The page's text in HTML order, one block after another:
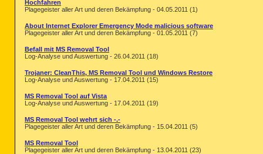
Hochfahren
Plagegeister aller Art und deren Bekämpfung - 04.05.2011 (1)
About Internet Explorer Emergency Mode malicious software
Plagegeister aller Art und deren Bekämpfung - 01.05.2011 (7)
Befall mit MS Removal Tool
Log-Analyse und Auswertung - 26.04.2011 (18)
Trojaner: CleanThis, MS Removal Tool und Windows Restore
Log-Analyse und Auswertung - 17.04.2011 (15)
MS Removal Tool auf Vista
Log-Analyse und Auswertung - 17.04.2011 (19)
MS Removal Tool wehrt sich -.-
Plagegeister aller Art und deren Bekämpfung - 15.04.2011 (5)
MS Removal Tool
Plagegeister aller Art und deren Bekämpfung - 13.04.2011 (23)